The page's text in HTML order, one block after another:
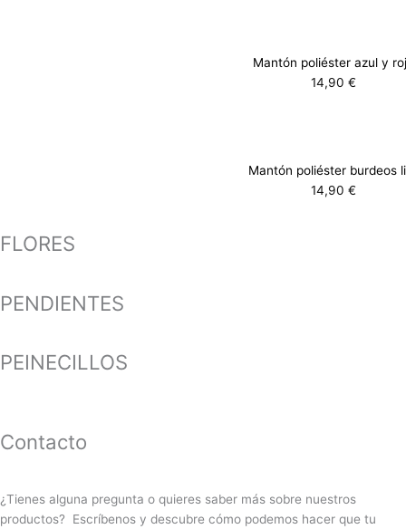
Mantón poliéster azul y
14,90 €
Mantón poliéster burdeos
14,90 €
FLORES
PENDIENTES
PEINECILLOS
Contacto
¿Tienes alguna pregunta o quieres saber más sobre nuestros
productos? Escríbenos y descubre cómo podemos hacer que tu